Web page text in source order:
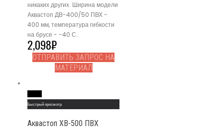
никаких других. Ширина модели
Аквастоп ДВ-400/50 ПВХ -
400 мм, температура гибкости
на брусе - -40 С.
2,098₽
ОТПРАВИТЬ ЗАПРОС НА
МАТЕРИАЛ
Быстрый просмотр
Аквастоп ХВ-500 ПВХ